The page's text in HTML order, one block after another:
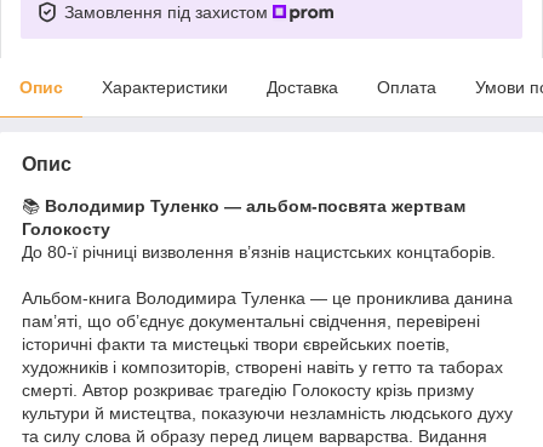
Замовлення під захистом
Опис Характеристики Доставка Оплата Умови
Опис
📚 Володимир Туленко — альбом-посвята жертвам
Голокосту
До 80-ї річниці визволення в’язнів нацистських концтаборів.
Альбом-книга Володимира Туленка — це прониклива данина
пам’яті, що об’єднує документальні свідчення, перевірені
історичні факти та мистецькі твори єврейських поетів,
художників і композиторів, створені навіть у гетто та таборах
смерті. Автор розкриває трагедію Голокосту крізь призму
культури й мистецтва, показуючи незламність людського духу
та силу слова й образу перед лицем варварства. Видання